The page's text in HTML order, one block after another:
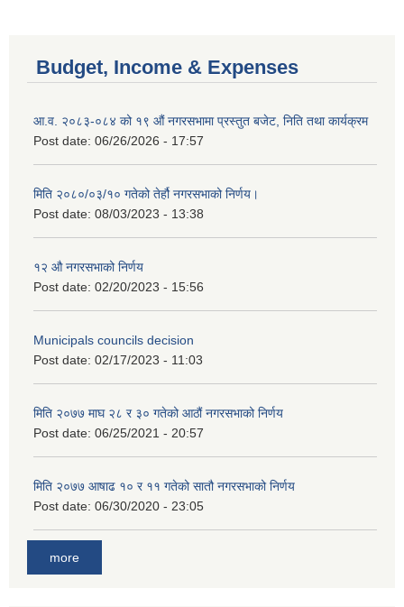
Budget, Income & Expenses
आ.व. २०८३-०८४ को १९ औं नगरसभामा प्रस्तुत बजेट, निति तथा कार्यक्रम
Post date: 06/26/2026 - 17:57
मिति २०८०/०३/१० गतेको तेर्हौ नगरसभाको निर्णय।
Post date: 08/03/2023 - 13:38
१२ औ नगरसभाको निर्णय
Post date: 02/20/2023 - 15:56
Municipals councils decision
Post date: 02/17/2023 - 11:03
मिति २०७७ माघ २८ र ३० गतेको आठौं नगरसभाको निर्णय
Post date: 06/25/2021 - 20:57
मिति २०७७ आषाढ १० र ११ गतेको सातौ नगरसभाको निर्णय
Post date: 06/30/2020 - 23:05
more